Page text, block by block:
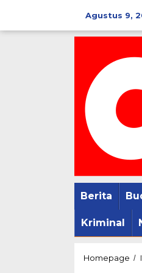
konten
Agustus 9,
Berita
Kriminal
Homepage /